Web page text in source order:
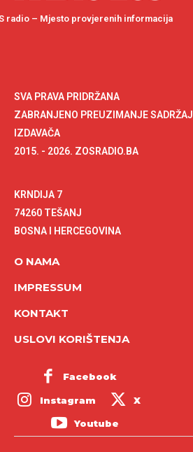
radio – Mjesto provjerenih informacija
SVA PRAVA PRIDRŽANA
ZABRANJENO PREUZIMANJE
IZDAVAČA
2015. - 2026. ZOSRADIO.BA
KRNDIJA 7
74260 TEŠANJ
BOSNA I HERCEGOVINA
O NAMA
IMPRESSUM
KONTAKT
USLOVI KORIŠTENJA
Facebook
Instagram X
Youtube